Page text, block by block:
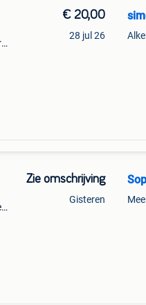
€ 20,00
28 jul 26
Zie omschrijving
Gisteren